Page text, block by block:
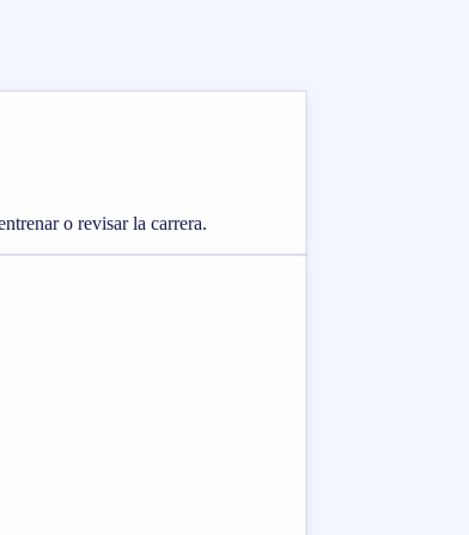
o revisar la carrera.